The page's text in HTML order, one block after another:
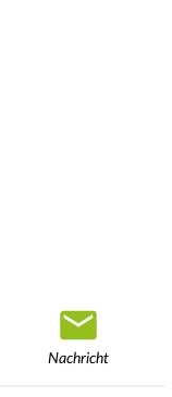
Nachricht